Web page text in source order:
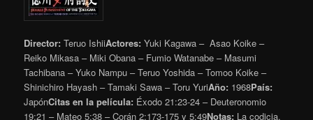
Director: Teruo IshiiActores: Yuki Kagawa – Asao Koike –
Reiko Mikasa – Miki Obana – Fumio Watanabe – Masumi
Tachibana – Yuko Nampu – Teruo Yoshida – Tomoo Koike –
Shinichiro Hayash – Tamaki Sawa – Toru YuriAño: 1968País:
JapónCitas en la película: Éxodo 21:23-24 – Deuteronomio
19:21 – Mateo 5:38 – Corán 2:173-175 y 5:49Notas: La codicia,